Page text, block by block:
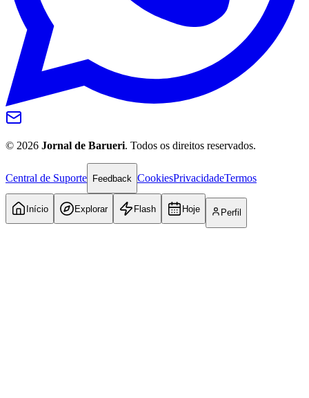
Internacional
© 2026 Jornal de Barueri. Todos os direitos reservados.
Central de Suporte Feedback CookiesPrivacidadeTermos
Início Explorar Flash Hoje Perfil